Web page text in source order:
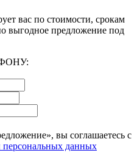
вас по стоимости, срокам
выгодное предложение под
вы соглашаетесь с
персональных данных